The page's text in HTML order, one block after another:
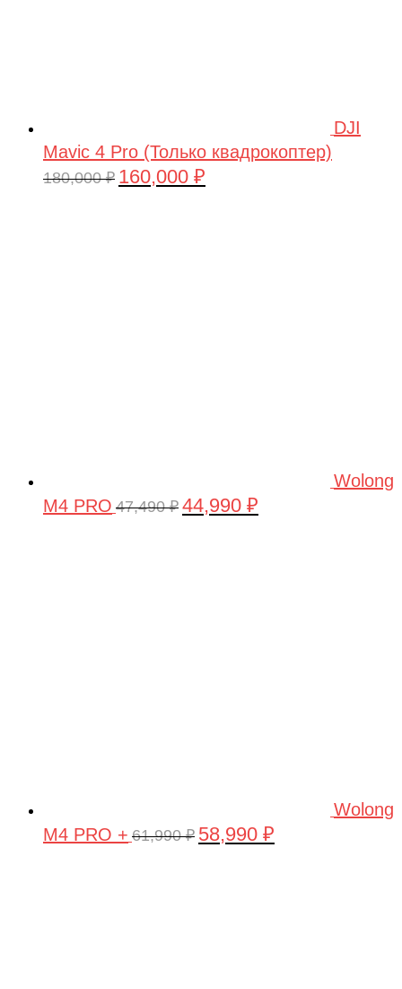
DJI
Mavic 4 Pro (Только квадрокоптер)
180,000₽ Первоначальная
160,000 ₽
Wolong
M4 PRO 47,490₽ Первоначальная
44,990 ₽
Wolong
M4 PRO + 61,990₽ Первоначальная
58,990 ₽